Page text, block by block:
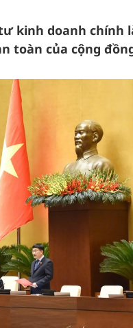
kinh doanh chính
toàn của cộng